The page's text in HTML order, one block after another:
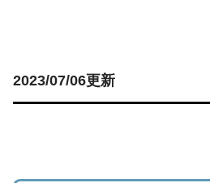
2023/07/06更新